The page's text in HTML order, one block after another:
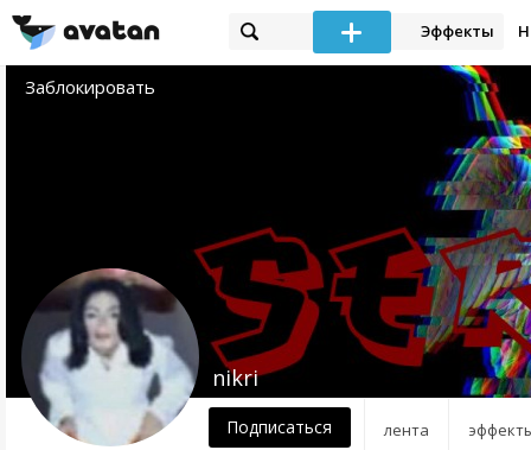
Эффекты
Заблокировать
лента
nikri
Подписаться